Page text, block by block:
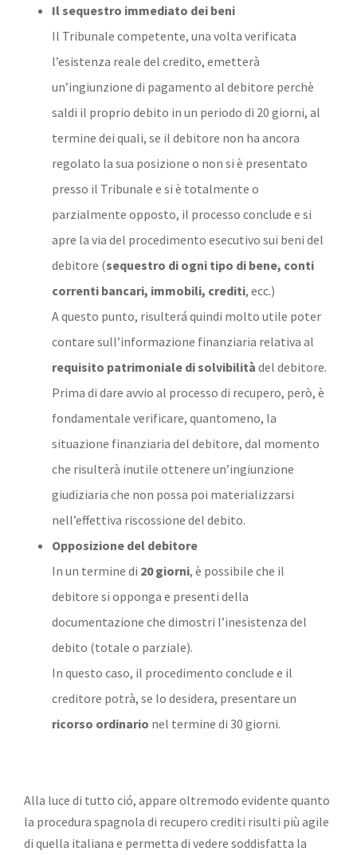
Il sequestro immediato dei beni
Il Tribunale competente, una volta verificata
l’esistenza reale del credito, emetterà
un’ingiunzione di pagamento al debitore perchè
saldi il proprio debito in un periodo di 20 giorni, al
termine dei quali, se il debitore non ha ancora
regolato la sua posizione o non si è presentato
presso il Tribunale e si è totalmente o
parzialmente opposto, il processo conclude e si
apre la via del procedimento esecutivo sui beni del
debitore (sequestro di ogni tipo di bene, conti
correnti bancari, immobili, crediti, ecc.)
A questo punto, risulterá quindi molto utile poter
contare sull’informazione finanziaria relativa al
requisito patrimoniale di solvibilità del debitore.
Prima di dare avvio al processo di recupero, però, è
fondamentale verificare, quantomeno, la
situazione finanziaria del debitore, dal momento
che risulterà inutile ottenere un’ingiunzione
giudiziaria che non possa poi materializzarsi
nell’effettiva riscossione del debito.
Opposizione del debitore
In un termine di 20 giorni, è possibile che il
debitore si opponga e presenti della
documentazione che dimostri l’inesistenza del
debito (totale o parziale).
In questo caso, il procedimento conclude e il
creditore potrà, se lo desidera, presentare un
ricorso ordinario nel termine di 30 giorni.
Alla luce di tutto ció, appare oltremodo evidente quanto
la procedura spagnola di recupero crediti risulti più agile
di quella italiana e permetta di vedere soddisfatta la